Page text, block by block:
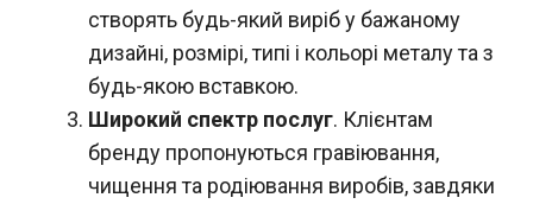
створять будь-який виріб у бажаному
дизайні, розмірі, типі і кольорі металу та з
будь-якою вставкою.
Широкий спектр послуг. Клієнтам
бренду пропонуються гравіювання,
чищення та родіювання виробів, завдяки